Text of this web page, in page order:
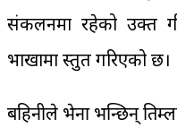
संकलनमा रहेको उक्त
भाखामा प्रस्तुत गरिएको छ।
बहिनीले भेना भन्छिन्